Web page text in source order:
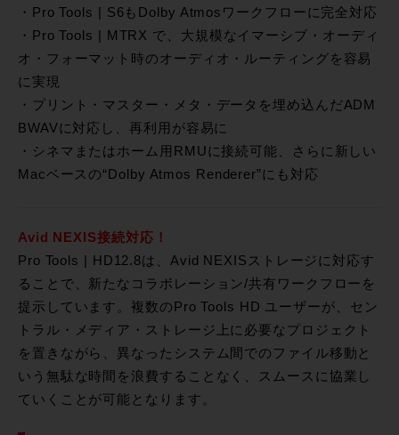
・Pro Tools | S6もDolby Atmosワークフローに完全対応
・Pro Tools | MTRX で、大規模なイマーシブ・オーディ
オ・フォーマット時のオーディオ・ルーティングを容易
に実現
・プリント・マスター・メタ・データを埋め込んだADM
BWAVに対応し、再利用が容易に
・シネマまたはホーム用RMUに接続可能、さらに新しい
Macベースの“Dolby Atmos Renderer”にも対応
Avid NEXIS接続対応！
Pro Tools | HD12.8は、Avid NEXISストレージに対応す
ることで、新たなコラボレーション/共有ワークフローを
提示しています。複数のPro Tools HD ユーザーが、セン
トラル・メディア・ストレージ上に必要なプロジェクト
を置きながら、異なったシステム間でのファイル移動と
いう無駄な時間を浪費することなく、スムースに協業し
ていくことが可能となります。